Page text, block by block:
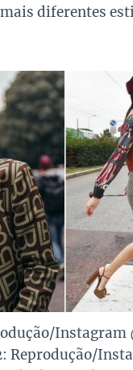
diferentes
Reprodução/